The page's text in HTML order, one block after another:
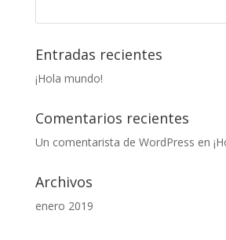
Entradas recientes
¡Hola mundo!
Comentarios recientes
Un comentarista de WordPress en
Archivos
enero 2019